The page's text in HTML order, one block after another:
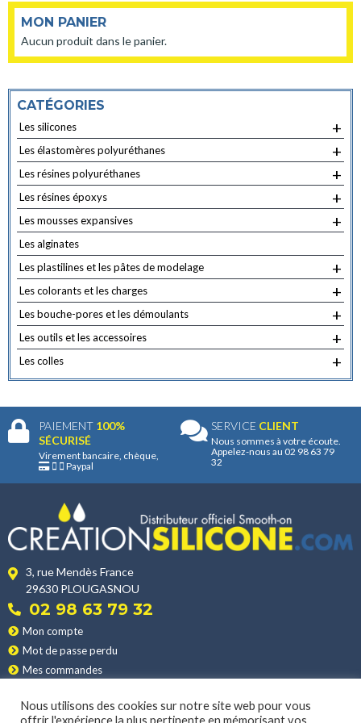
options
peuvent
la
page
la
page
du
MON PANIER
Aucun produit dans le panier.
CATÉGORIES
+
Les silicones
+
Les élastomères polyuréthanes
+
Les résines polyuréthanes
+
Les résines époxys
+
Les mousses expansives
Les alginates
+
Les plastilines et les pâtes de modelage
+
Les colorants et les charges
+
Les bouche-pores et les démoulants
+
Les outils et les accessoires
+
Les colles
PAIEMENT 100%
SÉCURISÉ
Virement bancaire, chèque,
Paypal
SERVICE CLIENT
Nous sommes à votre écoute.
Appelez-nous au 02 98 63 79
32
3, rue Mendès France
29630 PLOUGASNOU
02 98 63 79 32
Mon compte
Mot de passe perdu
Mes commandes
Nos produits
Nous utilisons des cookies sur notre site web pour vous
offrir l'expérience la plus pertinente en mémorisant vos